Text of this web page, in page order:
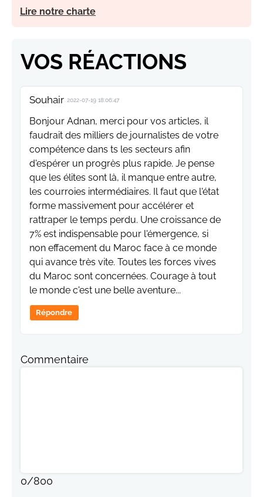
Lire notre charte
VOS RÉACTIONS
Souhair 2022-07-19 18:06:47
Bonjour Adnan, merci pour vos articles, il
faudrait des milliers de journalistes de votre
compétence dans ts les secteurs afin
d'espérer un progrès plus rapide. Je pense
que les élites sont là, il manque entre autre,
les courroies intermédiaires. Il faut que l'état
forme massivement pour accélérer et
rattraper le temps perdu. Une croissance de
7% est indispensable pour l'émergence, si
non effacement du Maroc face à ce monde
qui avance très vite. Toutes les forces vives
du Maroc sont concernées. Courage à tout
le monde c'est une belle aventure...
Répondre
Commentaire
0/800